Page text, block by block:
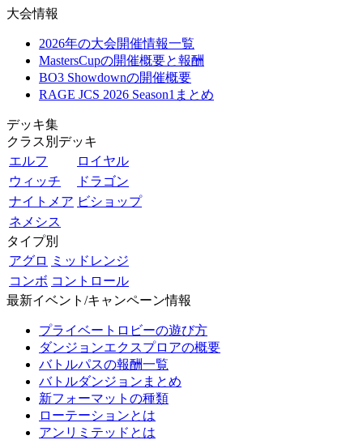
大会情報
2026年の大会開催情報一覧
MastersCupの開催概要と報酬
BO3 Showdownの開催概要
RAGE JCS 2026 Season1まとめ
デッキ集
クラス別デッキ
エルフ
ロイヤル
ウィッチ
ドラゴン
ナイトメア ビショップ
ネメシス
タイプ別
アグロ
ミッドレンジ
コンボ コントロール
最新イベント/キャンペーン情報
プライベートロビーの遊び方
ダンジョンエクスプロアの概要
バトルパスの報酬一覧
バトルダンジョンまとめ
新フォーマットの種類
ローテーションとは
アンリミテッドとは